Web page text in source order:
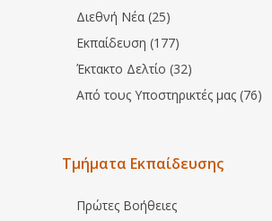
Διεθνή Νέα (25)
Εκπαίδευση (177)
Έκτακτο Δελτίο (32)
Από τους Υποστηρικτές μας (76)
Τμήματα Εκπαίδευσης
Πρώτες Βοήθειες